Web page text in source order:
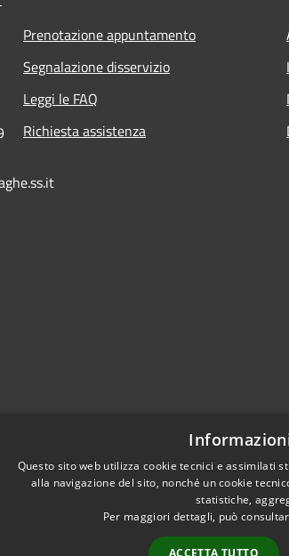
Prenotazione appuntamento
Segnalazione disservizio
Leggi le FAQ
Richiesta assistenza
Questo sito web utilizza cookie tecnici e assimilati
alla navigazione del sito, nonché un cookie
statistiche,
Per maggiori dettagli, può
ACCETTA TUTTO